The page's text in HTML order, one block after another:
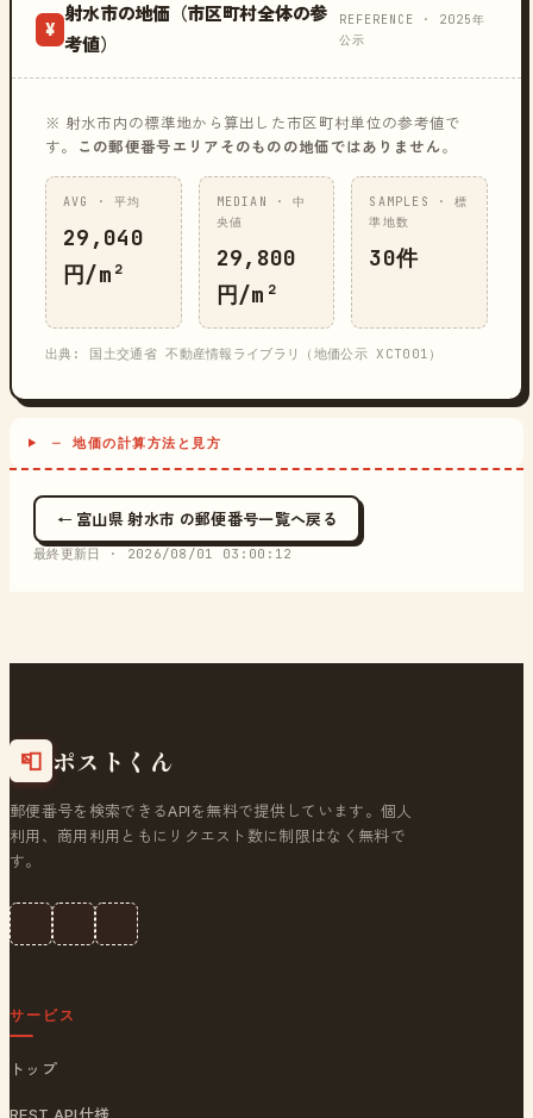
¥
射水市の地価（市区町村全体の参
考値）
REFERENCE · 2025年
公示
※ 射水市内の標準地から算出した市区町村単位の参考値で
す。
この郵便番号エリアそのものの地価ではありません。
AVG · 平均
29,040
円/m²
MEDIAN · 中
央値
29,800
円/m²
SAMPLES · 標
準地数
30件
出典: 国土交通省 不動産情報ライブラリ（地価公示 XCT001）
─ 地価の計算方法と見方
← 富山県 射水市 の郵便番号一覧へ戻る
最終更新日 · 2026/08/01 03:00:12
📮 ポストくん
郵便番号を検索できるAPIを無料で提供しています。個人
利用、商用利用ともにリクエスト数に制限はなく無料で
す。
サービス
トップ
REST API仕様